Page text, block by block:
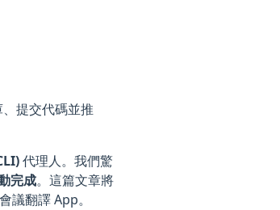
提交代碼並推
代理人。我們驚
完成。這篇文章將
議翻譯 App。